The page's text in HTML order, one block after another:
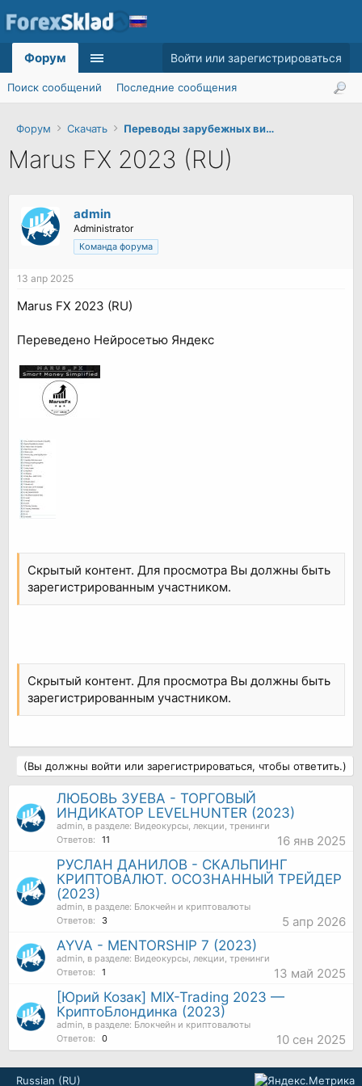
Форум Скачать Переводы зарубежных видеокурсов
Marus FX 2023 (RU)
admin
Administrator
Команда форума
13 апр 2025
Marus FX 2023 (RU)
Переведено Нейросетью Яндекс
Скрытый контент. Для просмотра Вы должны быть
зарегистрированным участником.
Скрытый контент. Для просмотра Вы должны быть
зарегистрированным участником.
(Вы должны войти или зарегистрироваться, чтобы ответить.)
ЛЮБОВЬ ЗУЕВА - ТОРГОВЫЙ
ИНДИКАТОР LEVELHUNTER (2023)
admin , в разделе: Видеокурсы, лекции, тренинги
Ответов:
11 16 янв 2025
РУСЛАН ДАНИЛОВ - СКАЛЬПИНГ
КРИПТОВАЛЮТ. ОСОЗНАННЫЙ ТРЕЙДЕР
(2023)
admin , в разделе: Блокчейн и криптовалюты
Ответов:
3 5 апр 2026
AYVA - MENTORSHIP 7 (2023)
admin , в разделе: Видеокурсы, лекции, тренинги
Ответов:
1 13 май 2025
[Юрий Козак] MIX-Trading 2023 —
КриптоБлондинка (2023)
admin , в разделе: Блокчейн и криптовалюты
Ответов:
0 10 сен 2025
Форум
Поиск сообщений Последние сообщения
Войти или зарегистрироваться
Russian (RU)